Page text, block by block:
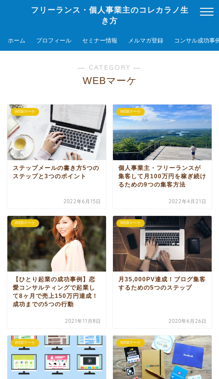
フリーランス・個人事業主のコレカラノ生
き方
ホーム プロフィール セミナー情報 メルマガ登録 コンサル成功事
― CATEGORY ―
WEBマーケ
WEBマーケ
ステップメールの書き方5つの
ステップと3つのポイント
2022年6月15日
WEBマーケ
個人事業主・フリーランスが
集客して月100万円を稼ぎ続け
るための9つの集客方法
2022年4月21日
WEBマーケ
【ひとり起業の成功事例】恋
愛コンサルティングで起業し
て8ヶ月で売上150万円達成！
成功までの5つの行動
2021年11月8日
WEBマーケ
月35,000PV達成！ブログ集客
するための5つのステップ
2020年6月26日
WEBマーケ WEBマーケ